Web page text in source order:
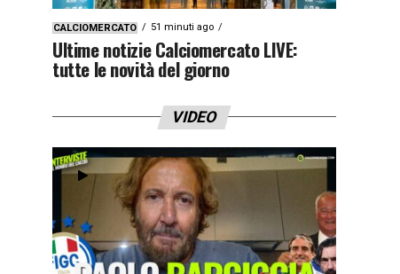
CALCIOMERCATO 51 minuti ago
Ultime notizie Calciomercato LIVE:
tutte le novità del giorno
VIDEO